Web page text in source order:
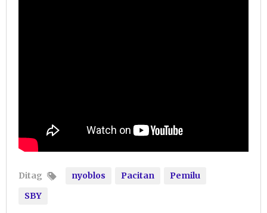
Ditag nyoblos Pacitan
Pemilu
SBY